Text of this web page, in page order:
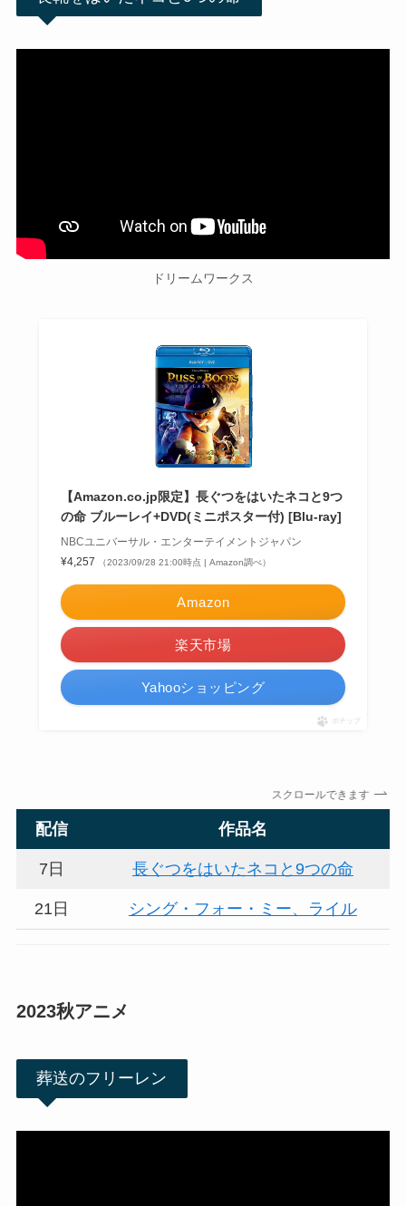
ドリームワークス
【Amazon.co.jp限定】長ぐつをはいたネコと9つ
の命 ブルーレイ+DVD(ミニポスター付) [Blu-ray]
NBCユニバーサル・エンターテイメントジャパン
¥4,257
（2023/09/28 21:00時点 | Amazon調べ）
Amazon
楽天市場
Yahooショッピング
ポチップ
スクロールできます
配信 作品名
7日 長ぐつをはいたネコと9つの命
21日 シング・フォー・ミー、ライル
2023秋アニメ
葬送のフリーレン